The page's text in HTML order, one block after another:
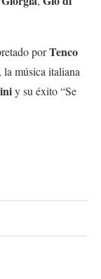
porTenco
la música italiana
y su éxito “Se